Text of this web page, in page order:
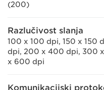
(200)
Razlučivost slanja
100 x 100 dpi, 150 x 150
dpi, 200 x 400 dpi, 300
x 600 dpi
Komunikacijski